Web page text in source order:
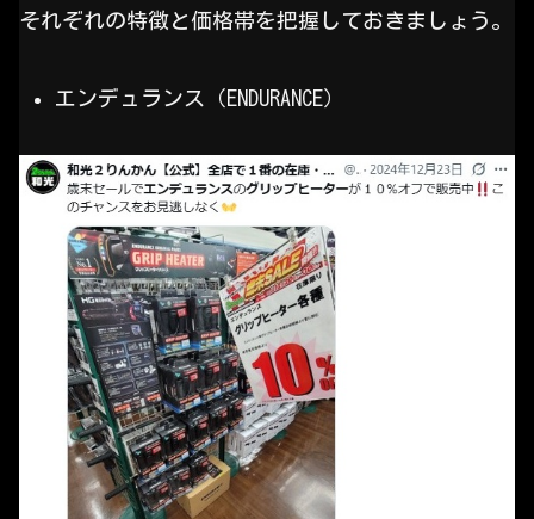
それぞれの特徴と価格帯を把握しておきましょう。
エンデュランス（ENDURANCE）